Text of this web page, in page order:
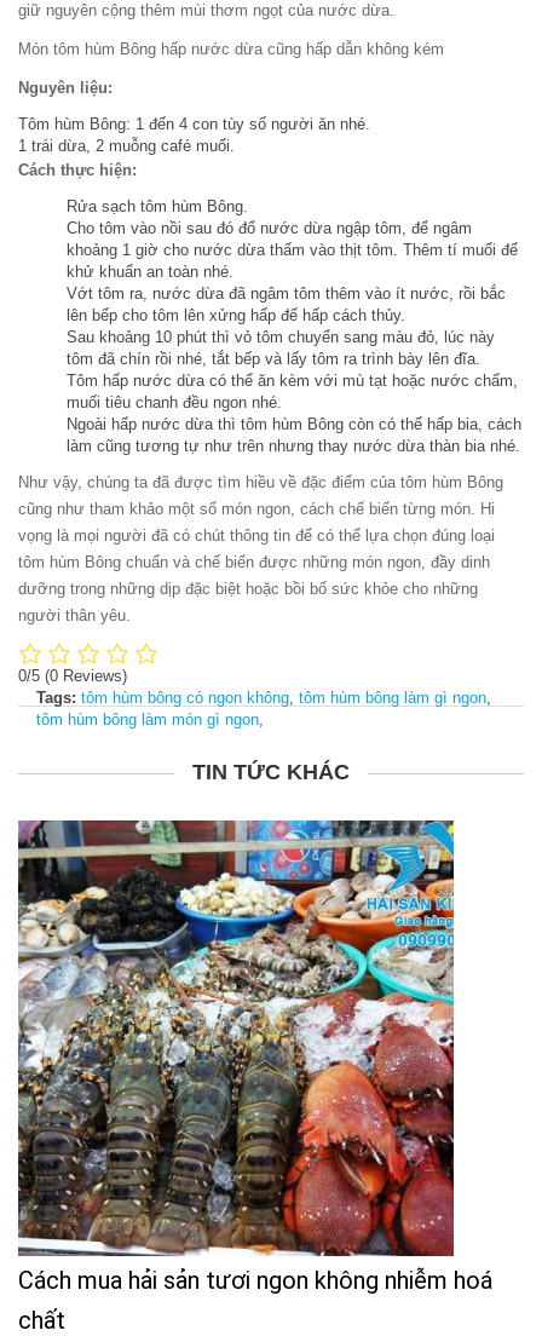
giữ nguyên cộng thêm mùi thơm ngọt của nước dừa.
Món tôm hùm Bông hấp nước dừa cũng hấp dẫn không kém
Nguyên liệu:
Tôm hùm Bông: 1 đến 4 con tùy số người ăn nhé.
1 trái dừa, 2 muỗng café muối.
Cách thực hiện:
Rửa sạch tôm hùm Bông.
Cho tôm vào nồi sau đó đổ nước dừa ngập tôm, để ngâm
khoảng 1 giờ cho nước dừa thấm vào thịt tôm. Thêm tí muối để
khử khuẩn an toàn nhé.
Vớt tôm ra, nước dừa đã ngâm tôm thêm vào ít nước, rồi bắc
lên bếp cho tôm lên xửng hấp để hấp cách thủy.
Sau khoảng 10 phút thì vỏ tôm chuyển sang màu đỏ, lúc này
tôm đã chín rồi nhé, tắt bếp và lấy tôm ra trình bày lên đĩa.
Tôm hấp nước dừa có thể ăn kèm với mù tạt hoặc nước chấm,
muối tiêu chanh đều ngon nhé.
Ngoài hấp nước dừa thì tôm hùm Bông còn có thể hấp bia, cách
làm cũng tương tự như trên nhưng thay nước dừa thàn bia nhé.
Như vậy, chúng ta đã được tìm hiều về đặc điểm của tôm hùm Bông
cũng như tham khảo một số món ngon, cách chế biến từng món. Hi
vọng là mọi người đã có chút thông tin để có thể lựa chọn đúng loại
tôm hùm Bông chuẩn và chế biến được những món ngon, đầy dinh
dưỡng trong những dịp đặc biệt hoặc bồi bổ sức khỏe cho những
người thân yêu.
0/5 (0 Reviews)
Tags: tôm hùm bông có ngon không, tôm hùm bông làm gì ngon,
tôm hùm bông làm món gì ngon,
TIN TỨC KHÁC
Cách mua hải sản tươi ngon không nhiễm hoá
chất